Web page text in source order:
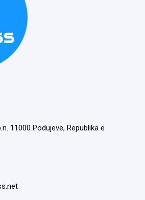
11000 Podujevë, Republika e